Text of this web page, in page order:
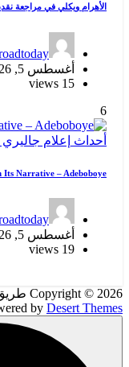
الأهرام ويكلي في مراجعة
أغسطس 5, 2026
15 views
6
أحداث إعلام جاليري
Its Narrative – Adeboboye
أغسطس 5, 2026
19 views
by Desert Themes